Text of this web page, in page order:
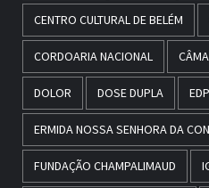
CENTRO CULTURAL DE BELÉM
CORDOARIA NACIONAL
DOLOR DOSE DUPLA EDP
ERMIDA NOSSA SENHORA DA
FUNDAÇÃO CHAMPALIMAUD